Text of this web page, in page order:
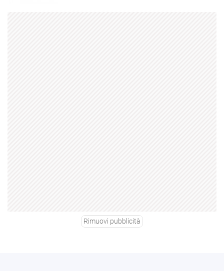
Rimuovi pubblicità